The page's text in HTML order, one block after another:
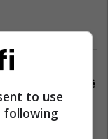
nuk prenë pyje
pjesë të Malit të
to use
following